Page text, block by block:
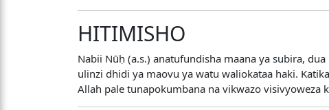
HITIMISHO
Nabii Nūḥ (a.s.) anatufundisha maana ya subira,
ulinzi dhidi ya maovu ya watu waliokataa haki.
Allah pale tunapokumbana na vikwazo visivyoweza